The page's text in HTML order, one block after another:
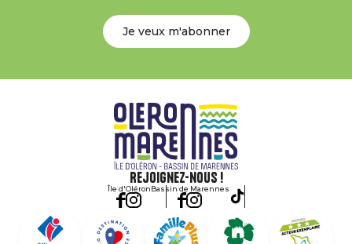
Je veux m'abonner
Rejoignez-nous !
Île d'OléronBassin de Marennes